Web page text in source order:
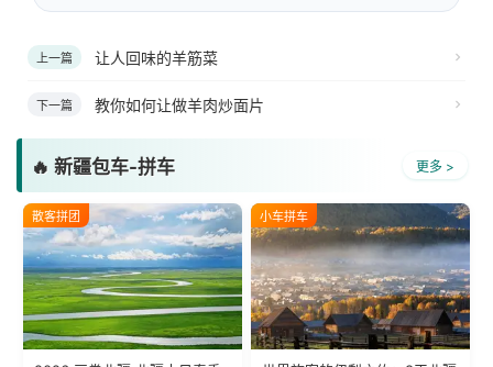
上一篇 让人回味的羊筋菜
下一篇 教你如何让做羊肉炒面片
🔥 新疆包车-拼车 更多 >
散客拼团 小车拼车